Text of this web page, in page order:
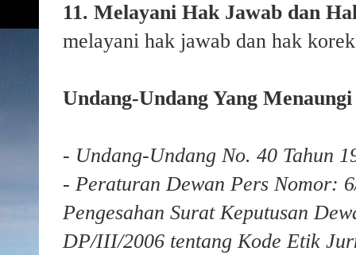
11. Melayani Hak Jawab dan
melayani hak jawab dan hak
Undang-Undang Yang
- Undang-Undang No. 40 Tahun
- Peraturan Dewan Pers Nomor:
Pengesahan Surat Keputusan
DP/III/2006 tentang Kode Etik